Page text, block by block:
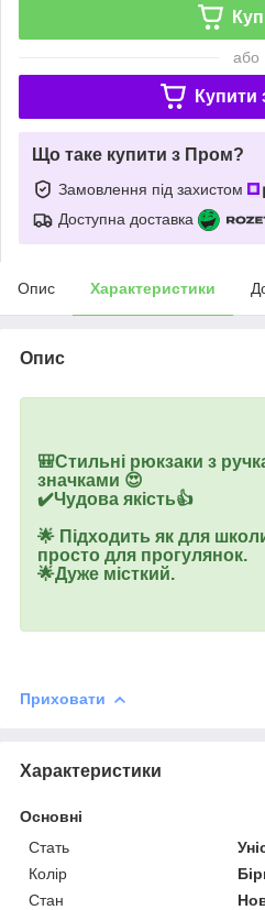
або
Купити
Що таке купити з Пром?
Замовлення під захистом
Доступна доставка
Опис Характеристики
Опис
🎒Стильні рюкзаки з
значками 😍
✔️Чудова якість👍
🌟 Підходить як для
просто для прогулянок.
🌟Дуже місткий.
Приховати
Характеристики
Основні
Стать
Колір
Стан